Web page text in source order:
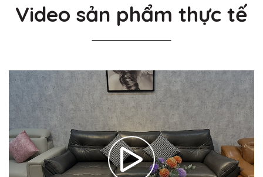
Video sản phẩm thực tế